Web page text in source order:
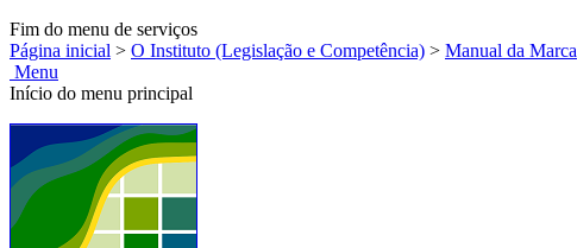
Fim do menu de serviços
Página inicial > O Instituto (Legislação e Competência) > Manual da Marca
Menu
Início do menu principal